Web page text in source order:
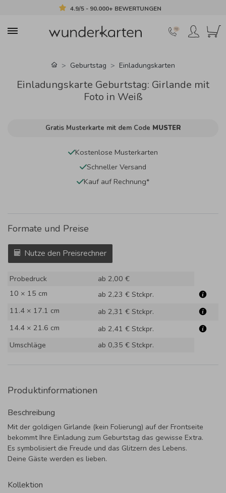
4.9/5 - 90.000+ BEWERTUNGEN
Geburtstag Einladungskarten
Einladungskarte Geburtstag: Girlande mit
Foto in Weiß
Gratis Musterkarte mit dem Code MUSTER
Kostenlose Musterkarten
Schneller Versand
Kauf auf Rechnung*
Formate und Preise
Nutze den Preisrechner
Probedruck
ab 2,00 €
10 × 15 cm
ab 2,23 € Stckpr.
11.4 × 17.1 cm
ab 2,31 € Stckpr.
14.4 × 21.6 cm
ab 2,41 € Stckpr.
Umschläge
ab 0,35 € Stckpr.
Produktinformationen
Beschreibung
Mit der goldigen Girlande (kein Folierung) auf der Frontseite
bekommt Ihre Einladung zum Geburtstag das gewisse Extra.
Es symbolisiert die Freude und das Glitzern des Lebens.
Deine Gäste werden es lieben.
Kollektion